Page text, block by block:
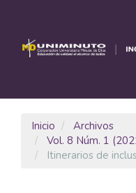
Contenido
principal
Inicio
Archivos
Vol. 8 Núm. 1
Itinerarios de